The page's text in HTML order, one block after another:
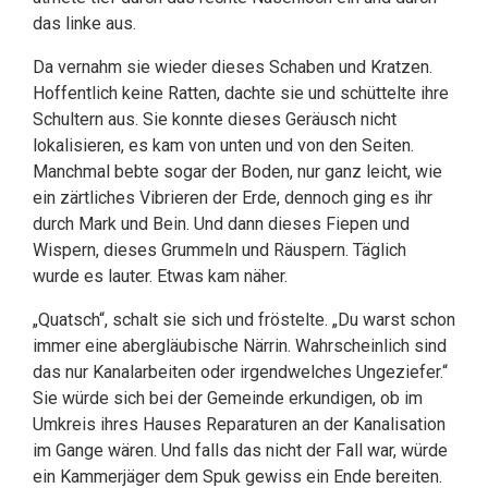
das linke aus.
Da vernahm sie wieder dieses Schaben und Kratzen.
Hoffentlich keine Ratten, dachte sie und schüttelte ihre
Schultern aus. Sie konnte dieses Geräusch nicht
lokalisieren, es kam von unten und von den Seiten.
Manchmal bebte sogar der Boden, nur ganz leicht, wie
ein zärtliches Vibrieren der Erde, dennoch ging es ihr
durch Mark und Bein. Und dann dieses Fiepen und
Wispern, dieses Grummeln und Räuspern. Täglich
wurde es lauter. Etwas kam näher.
„Quatsch“, schalt sie sich und fröstelte. „Du warst schon
immer eine abergläubische Närrin. Wahrscheinlich sind
das nur Kanalarbeiten oder irgendwelches Ungeziefer.“
Sie würde sich bei der Gemeinde erkundigen, ob im
Umkreis ihres Hauses Reparaturen an der Kanalisation
im Gange wären. Und falls das nicht der Fall war, würde
ein Kammerjäger dem Spuk gewiss ein Ende bereiten.